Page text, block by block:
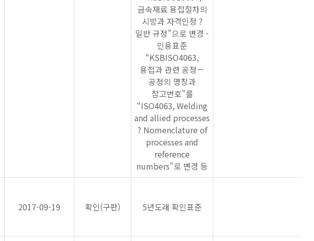
금속재료 용접절차의
시방과 자격인정 ?
일반 규정”으로 변경 -
인용표준
“KSBISO4063,
용접과 관련 공정－
공정의 명칭과
참고번호”를
“ISO4063, Welding
and allied processes
? Nomenclature of
processes and
reference
numbers”로 변경 등
2017-09-19 확인(구판) 5년도래 확인표준